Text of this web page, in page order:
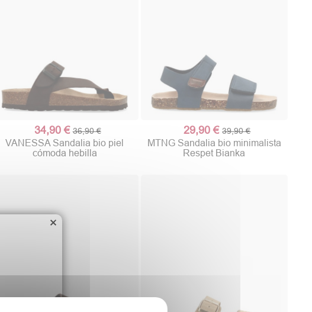
34,90 € 36,90 €
VANESSA Sandalia bio piel
cómoda hebilla
29,90 € 39,90 €
MTNG Sandalia bio minimalista
Respet Bianka
×